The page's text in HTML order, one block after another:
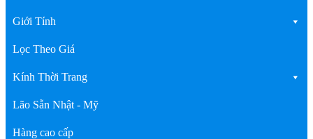
Giới Tính
Lọc Theo Giá
Kính Thời Trang
Lão Sẵn Nhật - Mỹ
Hàng cao cấp